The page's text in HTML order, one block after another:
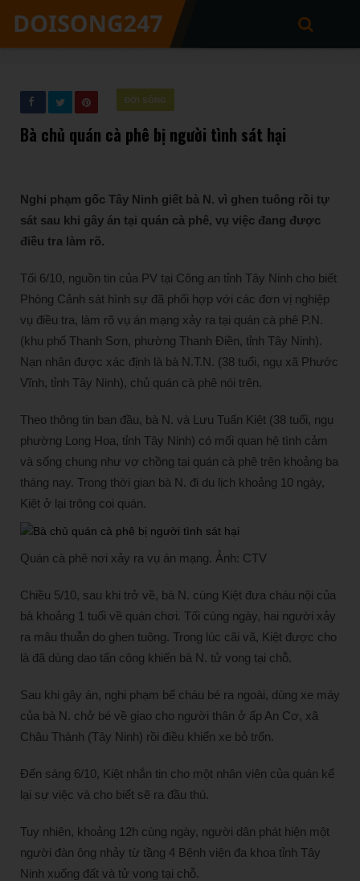
ĐỜI SỐNG
Bà chủ quán cà phê bị người tình sát hại
Nghi phạm gốc Tây Ninh giết bà N. vì ghen tuông rồi tự
sát sau khi gây án tại quán cà phê, vụ việc đang được
điều tra làm rõ.
Tối 6/10, nguồn tin của PV tại Công an tỉnh Tây Ninh cho biết
Phòng Cảnh sát hình sự đã phối hợp với các đơn vị nghiệp
vụ điều tra, làm rõ vụ án mạng xảy ra tại quán cà phê P.N.
(khu phố Thanh Sơn, phường Thanh Điền, tỉnh Tây Ninh).
Nạn nhân được xác định là bà N.T.N. (38 tuổi, ngụ xã Phước
Vĩnh, tỉnh Tây Ninh), chủ quán cà phê nói trên.
Theo thông tin ban đầu, bà N. và Lưu Tuấn Kiệt (38 tuổi, ngụ
phường Long Hoa, tỉnh Tây Ninh) có mối quan hệ tình cảm
và sống chung như vợ chồng tại quán cà phê trên khoảng ba
tháng nay. Trong thời gian bà N. đi du lịch khoảng 10 ngày,
Kiệt ở lại trông coi quán.
Quán cà phê nơi xảy ra vụ án mạng. Ảnh: CTV
Chiều 5/10, sau khi trở về, bà N. cùng Kiệt đưa cháu nội của
bà khoảng 1 tuổi về quán chơi. Tối cùng ngày, hai người xảy
ra mâu thuẫn do ghen tuông. Trong lúc cãi vã, Kiệt được cho
là đã dùng dao tấn công khiến bà N. tử vong tại chỗ.
Sau khi gây án, nghi phạm bế cháu bé ra ngoài, dùng xe máy
của bà N. chở bé về giao cho người thân ở ấp An Cơ, xã
Châu Thành (Tây Ninh) rồi điều khiển xe bỏ trốn.
Đến sáng 6/10, Kiệt nhắn tin cho một nhân viên của quán kể
lại sự việc và cho biết sẽ ra đầu thú.
Tuy nhiên, khoảng 12h cùng ngày, người dân phát hiện một
người đàn ông nhảy từ tầng 4 Bệnh viện đa khoa tỉnh Tây
Ninh xuống đất và tử vong tại chỗ.